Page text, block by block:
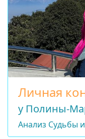
Личная
у Полины-
Анализ Судьбы